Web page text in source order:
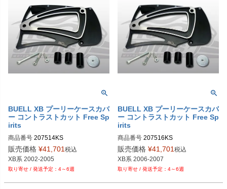
BUELL XB プーリーケースカバ
ー コントラストカット Free Sp
irits
商品番号 207514KS
販売価格 ¥41,701 税込
XB系 2002-2005
4～6週
BUELL XB プーリーケースカバ
ー コントラストカット Free Sp
irits
商品番号 207516KS
販売価格 ¥41,701 税込
XB系 2006-2007
4～6週